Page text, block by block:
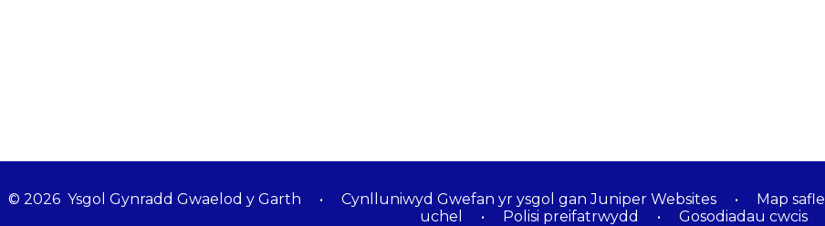
© 2026 Ysgol Gynradd Gwaelod y Garth • Cynlluniwyd Gwefan yr ysgol gan Juniper Websites • Map safle
uchel
• Polisi preifatrwydd • Gosodiadau cwcis